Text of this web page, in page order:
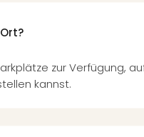
zur Verfügung,
kannst.